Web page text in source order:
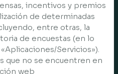
incentivos y premios
de determinadas
entre otras, la
de encuestas (en lo
Servicios»).
que no se encuentren en
web